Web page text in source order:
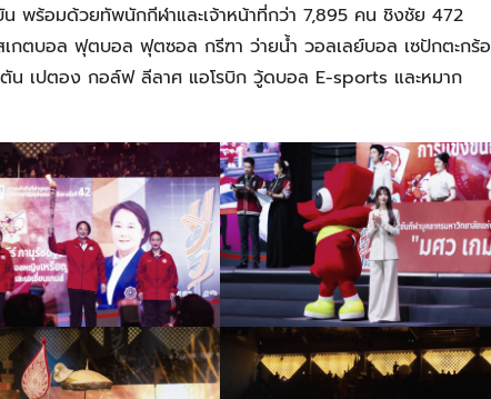
น พร้อมด้วยทัพนักกีฬาและเจ้าหน้าที่กว่า 7,895 คน ชิงชัย 472
กตบอล ฟุตบอล ฟุตซอล กรีฑา ว่ายน้ำ วอลเลย์บอล เซปักตะกร้อ
น เปตอง กอล์ฟ ลีลาศ แอโรบิก วู้ดบอล E-sports และหมาก